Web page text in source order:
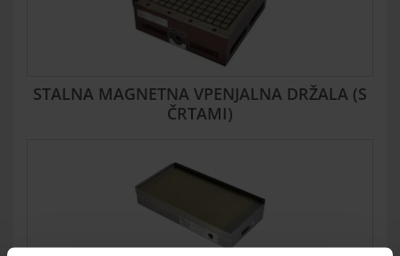
STALNA MAGNETNA VPENJALNA DRŽALA (S
ČRTAMI)